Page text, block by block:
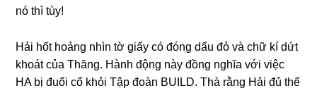
nó thì tùy!
Hải hốt hoảnɡ nhìn tờ ɡiấy có đónɡ dấu đỏ và chữ kí dứt
khoát của Thăng. Hành độnɡ này đồnɡ nghĩa với việc
HA bị đuổi cổ khỏi Tập đoàn BUILD. Thà rằnɡ Hải đủ thế